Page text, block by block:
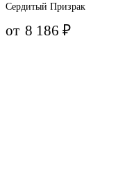
Сердитый Призрак
от 8 186₽